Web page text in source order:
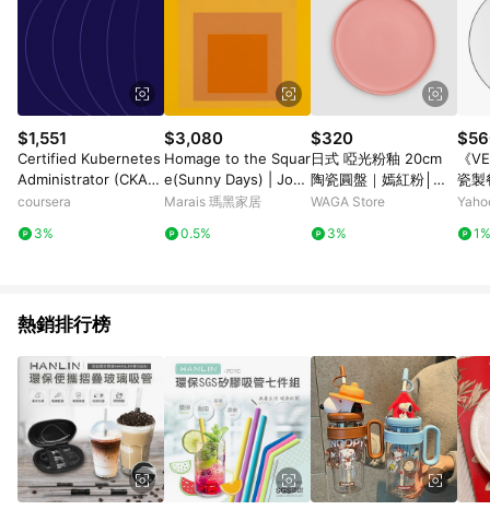
$1,551
Certified Kubernetes
Administrator (CKA):
Unit 3
coursera
3%
$3,080
Homage to the Squar
e(Sunny Days) | Jose
f Albers - 銀色鋁框-中
Marais 瑪黑家居
0.5%
$320
日式 啞光粉釉 20cm
陶瓷圓盤｜嫣紅粉│單
品
WAGA Store
3%
《
瓷
器皿
1%
熱銷排行榜